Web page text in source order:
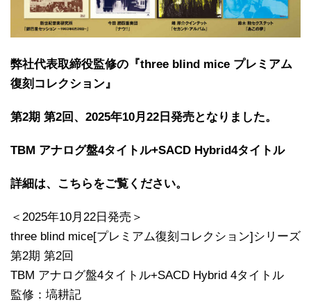
弊社代表取締役監修の『three blind mice プレミアム
復刻コレクション』
第2期 第2回、2025年10月22日発売となりました。
TBM アナログ盤4タイトル+SACD Hybrid4タイトル
詳細は、こちらをご覧ください。
＜2025年10月22日発売＞
three blind mice[プレミアム復刻コレクション]シリーズ
第2期 第2回
TBM アナログ盤4タイトル+SACD Hybrid 4タイトル
監修：塙耕記